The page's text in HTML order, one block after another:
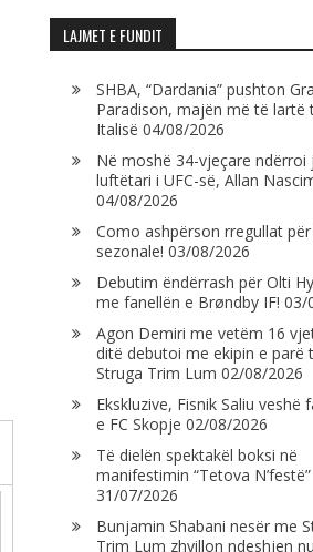
LAJMET E FUNDIT
SHBA, “Dardania” pushton
Paradison, majën më të lartë
Italisë 04/08/2026
Në moshë 34-vjeçare ndërroi
luftëtari i UFC-së, Allan
04/08/2026
Como ashpërson rregullat
sezonale! 03/08/2026
Debutim ëndërrash për Olti
me fanellën e Brøndby IF! 03/
Agon Demiri me vetëm 16
ditë debutoi me ekipin e parë
Struga Trim Lum 02/08/2026
Ekskluzive, Fisnik Saliu veshë
e FC Skopje 02/08/2026
Të dielën spektakël boksi në
manifestimin “Tetova N’festë”
31/07/2026
Bunjamin Shabani nesër me
Trim Lum zhvillon ndeshjen